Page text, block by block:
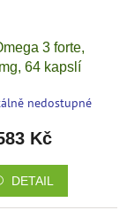
3 forte,
64 kapslí
nedostupné
Kč
DETAIL